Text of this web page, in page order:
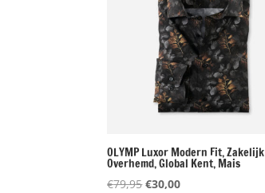
OLYMP Luxor Modern Fit, Zakelijk
Overhemd, Global Kent, Mais
€79,95Oorspronkelijke
€30,00Huidige